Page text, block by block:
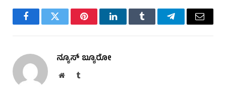
FacebookTwitter PinterestLinkedInTumblr TelegramEmail
ನ್ಯೂಸ್ ಬ್ಯೂರೋ
WebsiteTumblr